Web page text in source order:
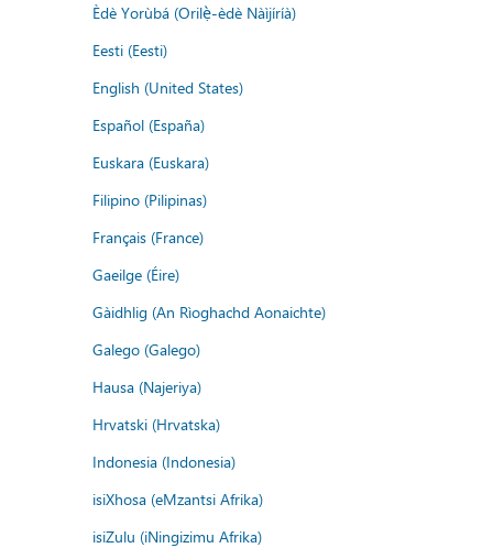
Èdè Yorùbá (Orilẹ̀-èdè Nàìjíríà)
Eesti (Eesti)
English (United States)
Español (España)
Euskara (Euskara)
Filipino (Pilipinas)
Français (France)
Gaeilge (Éire)
Gàidhlig (An Rìoghachd Aonaichte)
Galego (Galego)
Hausa (Najeriya)
Hrvatski (Hrvatska)
Indonesia (Indonesia)
isiXhosa (eMzantsi Afrika)
isiZulu (iNingizimu Afrika)